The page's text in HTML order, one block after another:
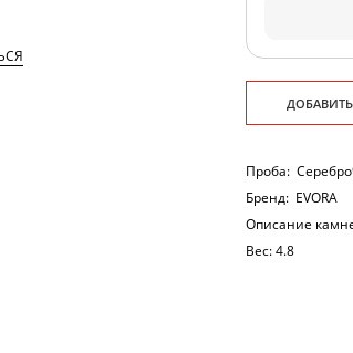
Проба:
Бренд: EVORA
Описание
Вес:4.8